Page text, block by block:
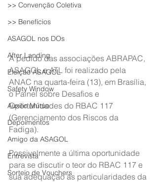
>> Convenção Coletiva
>> Benefícios
ASAGOL nos DOs
After Landing
Eleição ASAGOL
Safety Window
Auxílio Mútuo
Depoimentos
Amigo da ASAGOL
Entrevista
Sorteio de Vouchers
A pedido das associações ABRAPAC,
ASAGOL e ATL foi realizado pela
ANAC na quarta-feira (13), em Brasília,
o Painel sobre Desafios e
Oportunidades do RBAC 117
(Gerenciamento dos Riscos da
Fadiga).
Possivelmente a última oportunidade
para se discutir o teor do RBAC 117 e
sua adequação às particularidades da